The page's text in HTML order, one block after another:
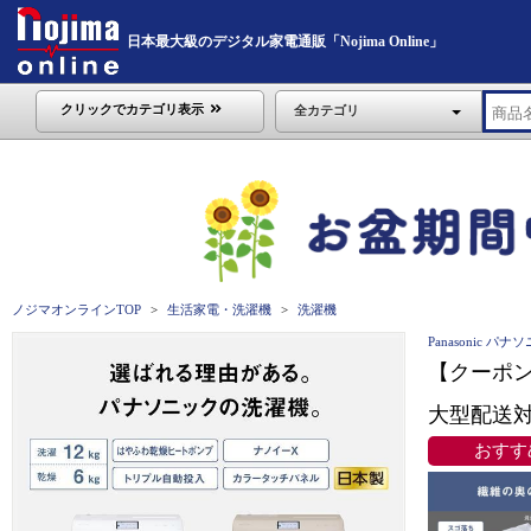
日本最大級のデジタル家電通販「Nojima Online」
クリックでカテゴリ表示 全カテゴリ
ノジマオンラインTOP 生活家電・洗濯機 洗濯機
Panasonic パナソ
【クーポ
大型配送
おす